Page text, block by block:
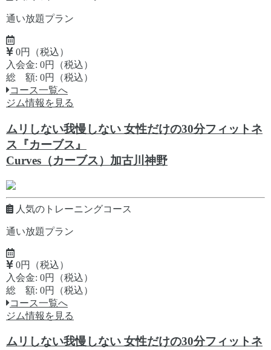
通い放題プラン
0円（税込）
入会金: 0円（税込）
総 額: 0円（税込）
コース一覧へ
ジム情報を見る
ムリしない我慢しない 女性だけの30分フィットネ
ス『カーブス』
Curves（カーブス）加古川神野
人気のトレーニングコース
通い放題プラン
0円（税込）
入会金: 0円（税込）
総 額: 0円（税込）
コース一覧へ
ジム情報を見る
ムリしない我慢しない 女性だけの30分フィットネ